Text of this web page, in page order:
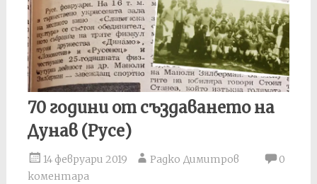
70 години от създаването на
Дунав (Русе)
14 февруари 2019 Радко Димитров
0
коментара